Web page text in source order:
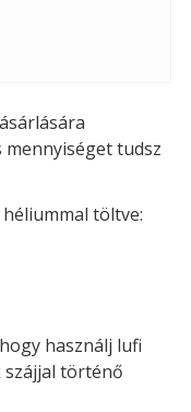
tudsz
töltve:
használj lufi
történő